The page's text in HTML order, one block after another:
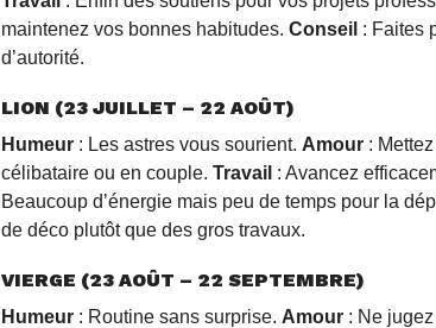
maintenez vos bonnes habitudes. Conseil : Faites
d’autorité.
LION (23 JUILLET – 22 AOÛT)
Humeur : Les astres vous sourient. Amour :
célibataire ou en couple. Travail : Avancez
Beaucoup d’énergie mais peu de temps pour la
de déco plutôt que des gros travaux.
VIERGE (23 AOÛT – 22 SEPTEMBRE)
Humeur : Routine sans surprise. Amour : Ne